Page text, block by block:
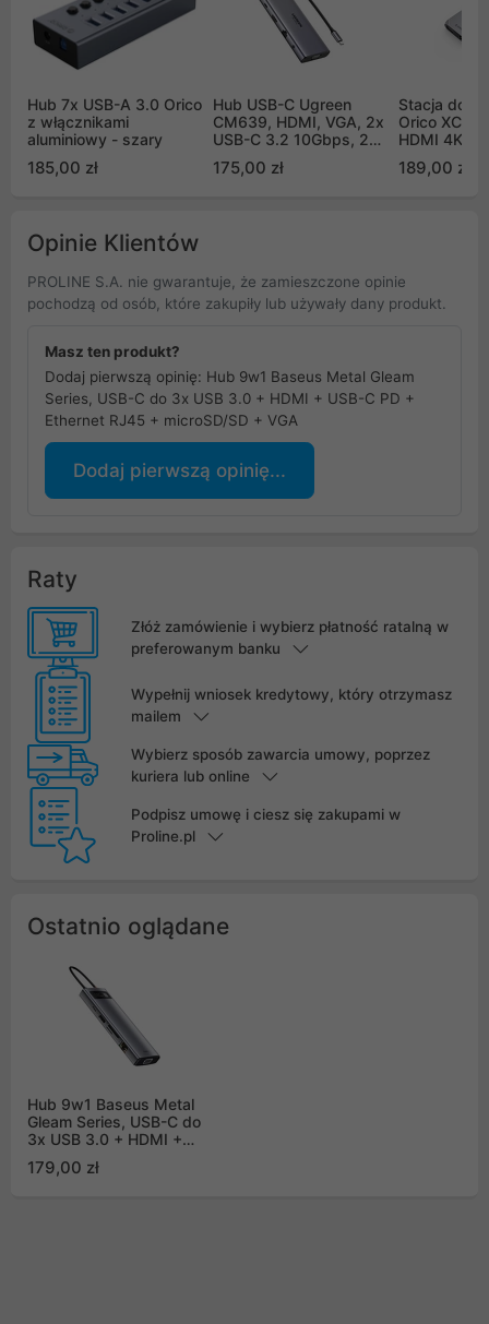
Hub 7x USB-A 3.0 Orico
z włącznikami
aluminiowy - szary
185,00 zł
Hub USB-C Ugreen
CM639, HDMI, VGA, 2x
USB-C 3.2 10Gbps, 2x
USB, SD/TF, RJ45, AUX
3.5mm, PD, 4K 60 Hz
175,00 zł
Stacja
Orico XCR
HDMI 4K
RJ45
189,00 zł
Opinie Klientów
PROLINE S.A. nie gwarantuje, że zamieszczone opinie
pochodzą od osób, które zakupiły lub używały dany produkt.
Masz ten produkt?
Dodaj pierwszą opinię: Hub 9w1 Baseus Metal Gleam
Series, USB-C do 3x USB 3.0 + HDMI + USB-C PD +
Ethernet RJ45 + microSD/SD + VGA
Dodaj pierwszą opinię...
Raty
Złóż zamówienie i wybierz płatność ratalną w
preferowanym banku
Wypełnij wniosek kredytowy, który otrzymasz
mailem
Wybierz sposób zawarcia umowy, poprzez
kuriera lub online
Podpisz umowę i ciesz się zakupami w
Proline.pl
Ostatnio oglądane
Hub 9w1 Baseus Metal
Gleam Series, USB-C do
3x USB 3.0 + HDMI +
RJ45 + microSD/SD +
179,00 zł